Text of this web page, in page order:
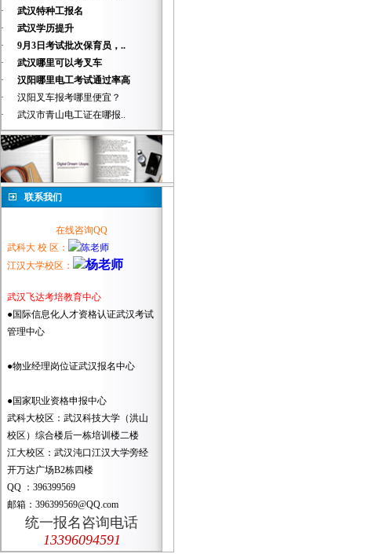
·
武汉特种工报名
·
武汉学历提升
·
9月3日考试批次保育员，..
·
武汉哪里可以考叉车
·
汉阳哪里电工考试通过率高
·
汉阳叉车报考哪里便宜？
·
武汉市青山电工证在哪报..
联系我们
在线咨询QQ
武科大 校 区：
江汉大学校区：
武汉飞达考培教育中心
●国际信息化人才资格认证武汉考试
管理中心
●物业经理岗位证武汉报名中心
●国家职业资格申报中心
武科大校区：武汉科技大学（洪山
校区）综合楼后一栋培训楼二楼
江大校区：武汉沌口江汉大学旁经
开万达广场B2栋四楼
QQ ：396399569
邮箱：396399569@QQ.com
统一报名咨询电话
13396094591